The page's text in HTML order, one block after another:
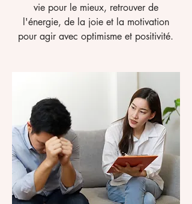
vie pour le mieux, retrouver de
l'énergie, de la joie et la motivation
pour agir avec optimisme et positivité.